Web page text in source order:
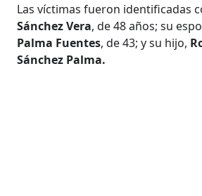
Las víctimas fueron identificadas
Sánchez Vera, de 48 años; su
Palma Fuentes, de 43; y su hijo,
Sánchez Palma.